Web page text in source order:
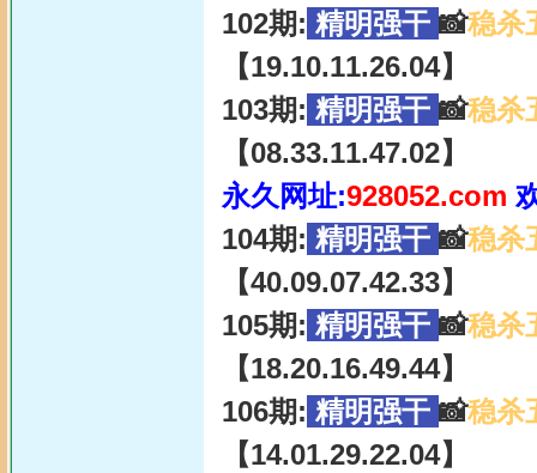
102期: 精明强干 📸稳杀
【19.10.11.26.04】
103期: 精明强干 📸稳杀
【08.33.11.47.02】
永久网址:928052.com
104期: 精明强干 📸稳杀
【40.09.07.42.33】
105期: 精明强干 📸稳杀
【18.20.16.49.44】
106期: 精明强干 📸稳杀
【14.01.29.22.04】